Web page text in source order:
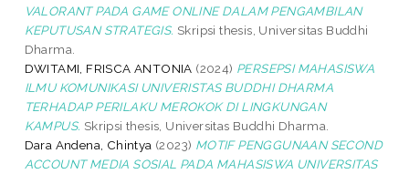
VALORANT PADA GAME ONLINE DALAM PENGAMBILAN
KEPUTUSAN STRATEGIS. Skripsi thesis, Universitas Buddhi
Dharma.
DWITAMI, FRISCA ANTONIA (2024) PERSEPSI MAHASISWA
ILMU KOMUNIKASI UNIVERISTAS BUDDHI DHARMA
TERHADAP PERILAKU MEROKOK DI LINGKUNGAN
KAMPUS. Skripsi thesis, Universitas Buddhi Dharma.
Dara Andena, Chintya (2023) MOTIF PENGGUNAAN SECOND
ACCOUNT MEDIA SOSIAL PADA MAHASISWA UNIVERSITAS